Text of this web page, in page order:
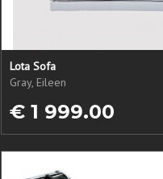
Lota Sofa
Gray, Eileen
€ 1 999.00